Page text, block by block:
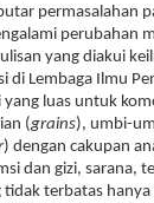
permasalahan
perubahan
yang diakui
Lembaga Ilmu
yang luas untuk
(grains), umbi-
) dengan cakupan
dan gizi, sarana,
terbatas